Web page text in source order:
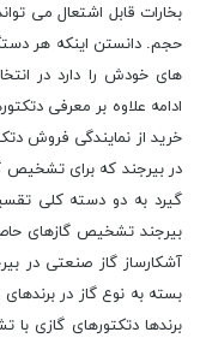
بخارات قابل اشتعال می
حجم. دانستن اینکه هر
های خودش را دارد در
ادامه علاوه بر معرفی
خرید از نمایندگی فروش
در بیرجند که برای تشخیص
گیرد به دو دسته کلی
بیرجند تشخیص گازهای
آشکارساز گاز صنعتی در
بسته به نوع گاز در
برندها دتکتورهای گازی